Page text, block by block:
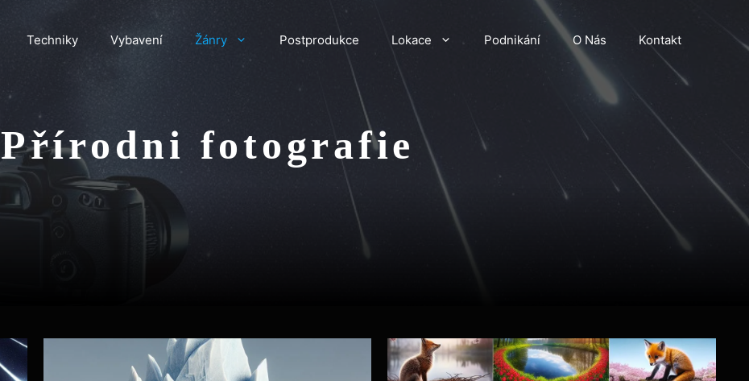
Techniky Vybavení Žánry Postprodukce Lokace Podnikání O Nás Kontakt
Přírodni fotografie